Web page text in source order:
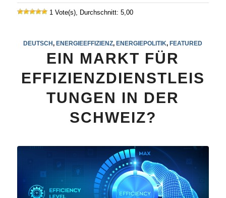
1 Vote(s), Durchschnitt: 5,00
DEUTSCH, ENERGIEEFFIZIENZ, ENERGIEPOLITIK, FEATURED
EIN MARKT FÜR
EFFIZIENZDIENSTLEIS
TUNGEN IN DER
SCHWEIZ?